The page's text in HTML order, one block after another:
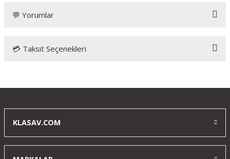
💬 Yorumlar
Bu ürüne ilk yorumu siz yapın!
💳 Taksit Seçenekleri
KLASAV.COM